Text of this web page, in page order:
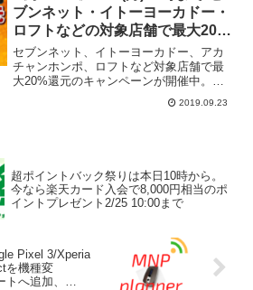
ブンネット・イトーヨーカドー・
ロフトなどの対象店舗で最大20%
還元！Switchも旧モデルなら在庫
あり
セブンネット、イトーヨーカドー、アカ
チャンホンポ、ロフトなど対象店舗で最
大20%還元のキャンペーンが開催中。期
間は9/30(月)23時まで。対象ストア2店舗
以上で合計2,000円以上買い物すればキャ
2019.09.23
超ポイントバック祭りは本日10時から。
今なら楽天カード入会で8,000円相当のポ
イントプレゼント2/25 10:00まで
Pixel 3/Xperia
を機種変
へ追加、